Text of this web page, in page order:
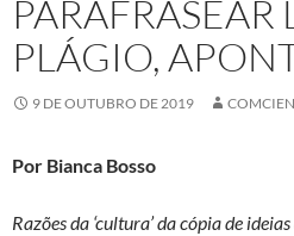
PARAFRASEAR
PLÁGIO,
9 DE OUTUBRO DE 2019
Por Bianca Bosso
Razões da ‘cultura’ da cópia de